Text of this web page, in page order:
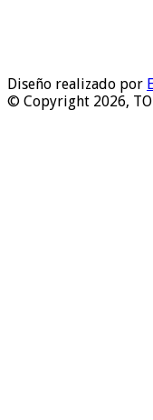
Diseño realizado por
© Copyright 2026,